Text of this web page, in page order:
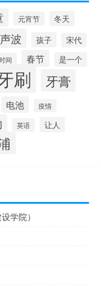
元宵节 冬天
声波 孩子 宋代
间 春节 是一个
刷 牙膏
电池 疫情
英语 让人
学院）